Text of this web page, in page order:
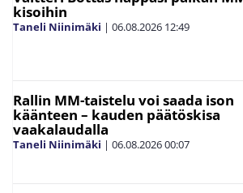
kisoihin
Taneli Niinimäki | 06.08.2026 12:49
Rallin MM-taistelu voi saada ison
käänteen – kauden päätöskisa
vaakalaudalla
Taneli Niinimäki | 06.08.202600:07